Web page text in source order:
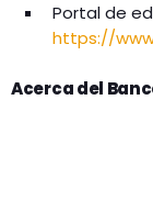
Portal de
https://
Acerca del